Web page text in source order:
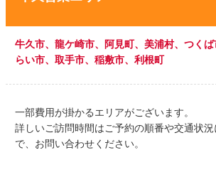
牛久市、龍ケ崎市、阿見町、美浦村、つく
らい市、取手市、稲敷市、利根町
一部費用が掛かるエリアがございます。
詳しいご訪問時間はご予約の順番や交通状
で、お問い合わせください。